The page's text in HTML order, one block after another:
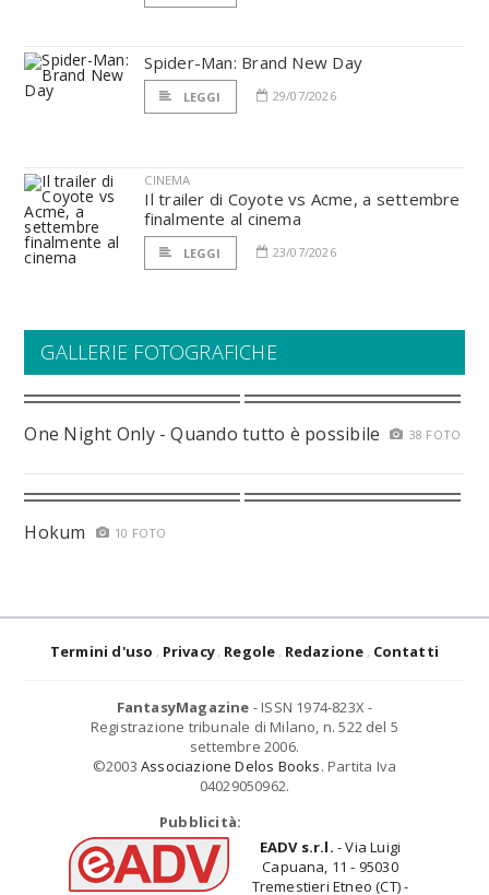
Spider-Man: Brand New Day
LEGGI 29/07/2026
CINEMA
Il trailer di Coyote vs Acme, a settembre
finalmente al cinema
LEGGI 23/07/2026
GALLERIE FOTOGRAFICHE
One Night Only - Quando tutto è possibile 38 FOTO
Hokum 10 FOTO
Termini d'uso Privacy Regole Redazione Contatti
FantasyMagazine - ISSN 1974-823X -
Registrazione tribunale di Milano, n. 522 del 5
settembre 2006.
©2003 Associazione Delos Books. Partita Iva
04029050962.
Pubblicità:
EADV s.r.l. - Via Luigi
Capuana, 11 - 95030
Tremestieri Etneo (CT) -